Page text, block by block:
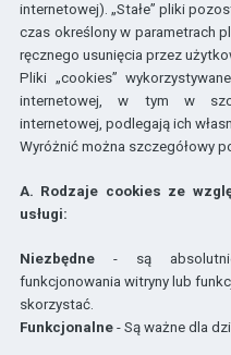
internetowej). „Stałe” pliki
czas określony w parametrach
ręcznego usunięcia przez
Pliki „cookies”
internetowej, w tym w
internetowej, podlegają ich
Wyróżnić można szczegółowy
A. Rodzaje cookies ze
usługi:
Niezbędne - są absolutnie
funkcjonowania witryny lub
skorzystać.
Funkcjonalne - Są ważne dla